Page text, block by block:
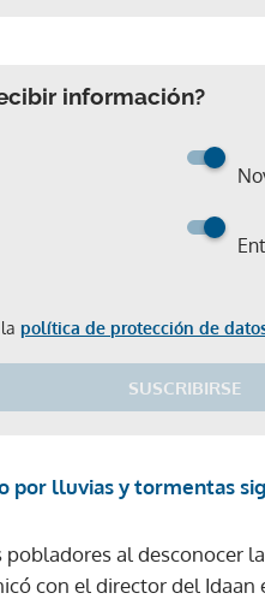
información?
política de protección de
SUSCRIBIRSE
por lluvias y tormentas
al desconocer
con el director del